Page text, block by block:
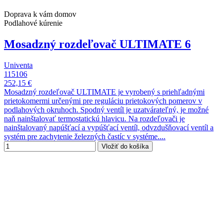
Doprava k vám domov
Podlahové kúrenie
Mosadzný rozdeľovač ULTIMATE 6
Univenta
115106
252,15 €
Mosadzný rozdeľovač ULTIMATE je vyrobený s priehľadnými
prietokomermi určenými pre reguláciu prietokových pomerov v
podlahových okruhoch. Spodný ventíl je uzatvárateľný, je možné
naň nainštalovať termostatickú hlavicu. Na rozdeľovači je
nainštalovaný napúšťací a vypúšťací ventíl, odvzdušňovací ventíl a
systém pre zachytenie železných častíc v systéme....
Vložiť do košíka